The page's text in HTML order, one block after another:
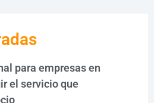
para empresas en
el servicio que